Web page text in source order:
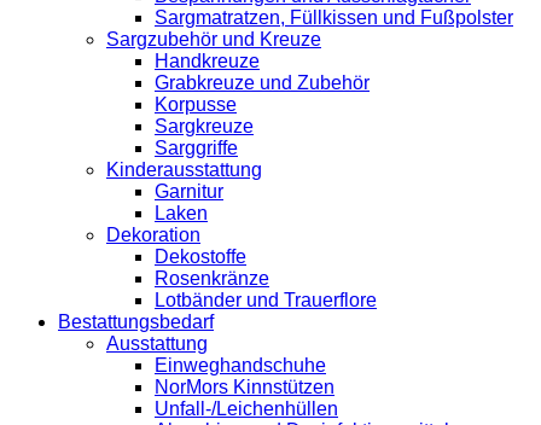
Sargmatratzen, Füllkissen und Fußpolster
Sargzubehör und Kreuze
Handkreuze
Grabkreuze und Zubehör
Korpusse
Sargkreuze
Sarggriffe
Kinderausstattung
Garnitur
Laken
Dekoration
Dekostoffe
Rosenkränze
Lotbänder und Trauerflore
Bestattungsbedarf
Ausstattung
Einweghandschuhe
NorMors Kinnstützen
Unfall-/Leichenhüllen